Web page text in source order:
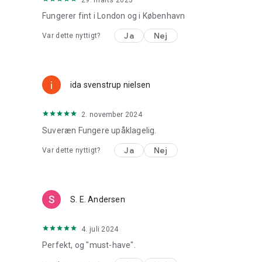
Fungerer fint i London og i København
Var dette nyttigt? Ja Nej
ida svenstrup nielsen
2. november 2024
Suveræn Fungere upåklagelig.
Var dette nyttigt? Ja Nej
S. E. Andersen
4. juli 2024
Perfekt, og "must-have".